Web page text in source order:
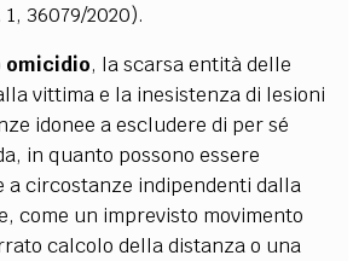
36079/2020).
omicidio, la scarsa entità delle
vittima e la inesistenza di lesioni
idonee a escludere di per sé
in quanto possono essere
a circostanze indipendenti dalla
come un imprevisto movimento
calcolo della distanza o una